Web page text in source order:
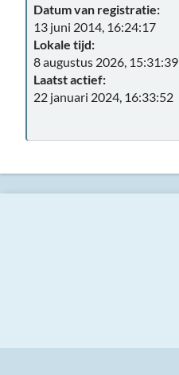
Datum van registratie:
13 juni 2014, 16:24:17
Lokale tijd:
8 augustus 2026, 15:31:39
Laatst actief:
22 januari 2024, 16:33:52